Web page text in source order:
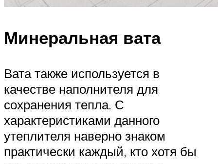
Минеральная вата
Вата также используется в
качестве наполнителя для
сохранения тепла. С
характеристиками данного
утеплителя наверно знаком
практически каждый, кто хотя бы